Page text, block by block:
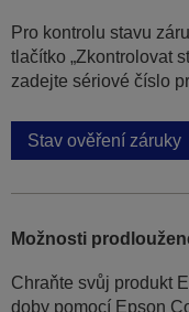
Pro kontrolu stavu
tlačítko „Zkontrolovat
zadejte sériové číslo
Stav ověření záruky
Možnosti
Chraňte svůj produkt
doby pomocí Epson